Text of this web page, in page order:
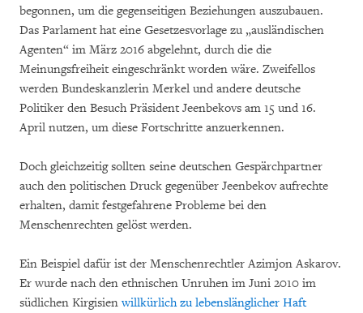
begonnen, um die gegenseitigen Beziehungen auszubauen.
Das Parlament hat eine Gesetzesvorlage zu „ausländischen
Agenten“ im März 2016 abgelehnt, durch die die
Meinungsfreiheit eingeschränkt worden wäre. Zweifellos
werden Bundeskanzlerin Merkel und andere deutsche
Politiker den Besuch Präsident Jeenbekovs am 15 und 16.
April nutzen, um diese Fortschritte anzuerkennen.
Doch gleichzeitig sollten seine deutschen Gespärchpartner
auch den politischen Druck gegenüber Jeenbekov aufrechte
erhalten, damit festgefahrene Probleme bei den
Menschenrechten gelöst werden.
Ein Beispiel dafür ist der Menschenrechtler Azimjon Askarov.
Er wurde nach den ethnischen Unruhen im Juni 2010 im
südlichen Kirgisienwillkürlich zu lebenslänglicher Haft